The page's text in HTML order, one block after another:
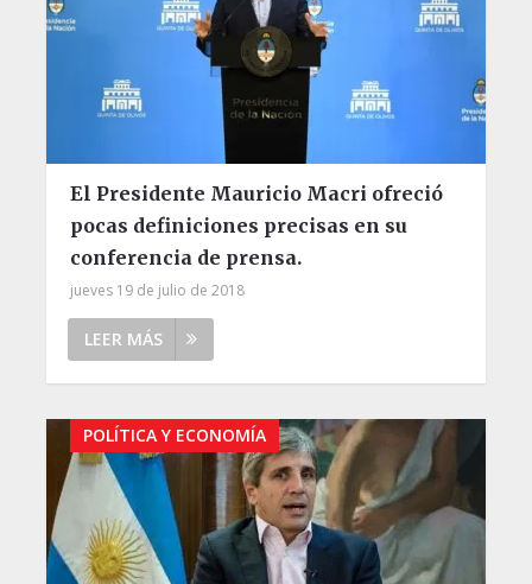
El Presidente Mauricio Macri ofreció
pocas definiciones precisas en su
conferencia de prensa.
jueves 19 de julio de 2018
LEER MÁS
POLÍTICA Y ECONOMÍA